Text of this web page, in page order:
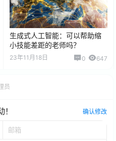
生成式人工智能：可以帮助缩
小技能差距的老师吗？
23年11月18日 0 647
员
确认修改